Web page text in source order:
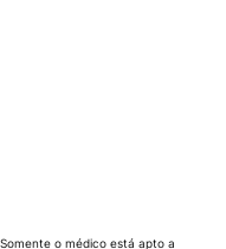
o médico está apto a